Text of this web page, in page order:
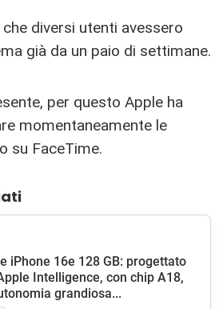
che diversi utenti avessero
già da un paio di settimane.
per questo Apple ha
momentaneamente le
su FaceTime.
iPhone 16e 128 GB: progettato
Intelligence, con chip A18,
grandiosa...